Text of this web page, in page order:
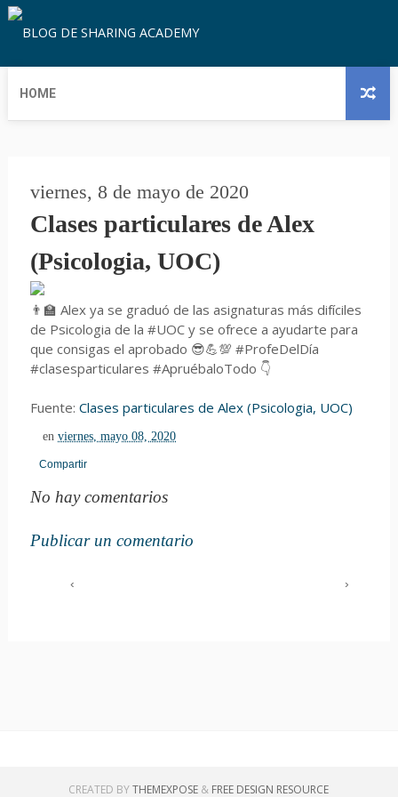
HOME
viernes, 8 de mayo de 2020
Clases particulares de Alex
(Psicologia, UOC)
👨‍🏫 Alex ya se graduó de las asignaturas más difíciles
de Psicologia de la #UOC y se ofrece a ayudarte para
que consigas el aprobado 😎💪💯 #ProfeDelDía
#clasesparticulares #ApruébaloTodo 👇
Fuente: Clases particulares de Alex (Psicologia, UOC)
enviernes, mayo 08, 2020
Compartir
No hay comentarios
Publicar un comentario
‹ ›
CREATED BYTHEMEXPOSE & FREE DESIGN RESOURCE